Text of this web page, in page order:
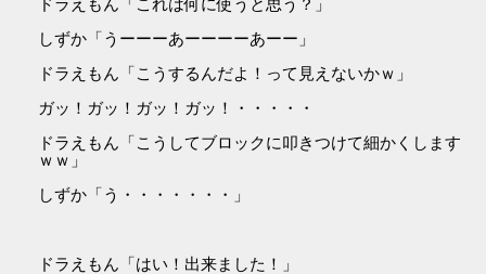
しずか「うーーーあーーーーあーー」
ドラえもん「こうするんだよ！って見えないかｗ」
ガッ！ガッ！ガッ！ガッ！・・・・・
ドラえもん「こうしてブロックに叩きつけて細かくします
ｗｗ」
しずか「う・・・・・・・」
ドラえもん「はい！出来ました！」